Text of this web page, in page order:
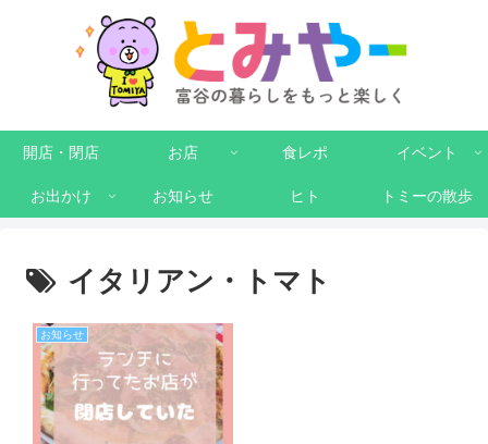
開店・閉店 お店 食レポ イベント
お出かけ お知らせ ヒト トミーの散歩
イタリアン・トマト
お知らせ